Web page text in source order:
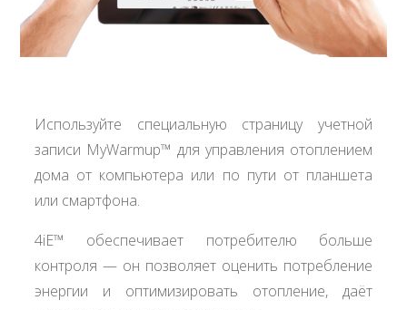
Используйте специальную страницу учетной
записи MyWarmup™ для управления отоплением
дома от компьютера или по пути от планшета
или смартфона.
4iE™ обеспечивает потребителю больше
контроля — он позволяет оценить потребление
энергии и оптимизировать отопление, даёт